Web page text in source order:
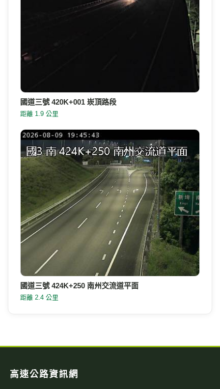
國道三號 420K+001 崁頂路段
距離 1.9 公里
國道三號 424K+250 南州交流道平面
距離 2.4 公里
高速公路資訊網